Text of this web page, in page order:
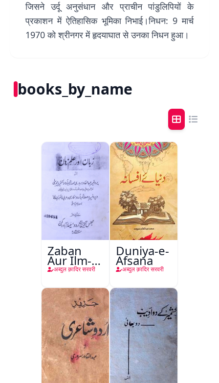
जिसने उर्दू अनुसंधान और प्राचीन पांडुलिपियों के
प्रकाशन में ऐतिहासिक भूमिका निभाई।निधन: 9 मार्च
1970 को श्रीनगर में हृदयाघात से उनका निधन हुआ।
books_by_name
Zaban
Aur Ilm-e-
Zaban
अब्दुल क़ादिर सरवरी
Duniya-e-
Afsana
अब्दुल क़ादिर सरवरी